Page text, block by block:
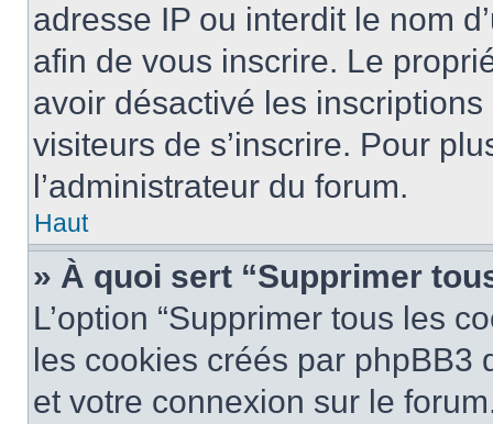
adresse IP ou interdit le nom
afin de vous inscrire. Le
avoir désactivé les
visiteurs de s’inscrire. Pour
l’administrateur du forum.
Haut
» À quoi sert “Supprimer
L’option “Supprimer tous les
les cookies créés par phpBB3
et votre connexion sur le